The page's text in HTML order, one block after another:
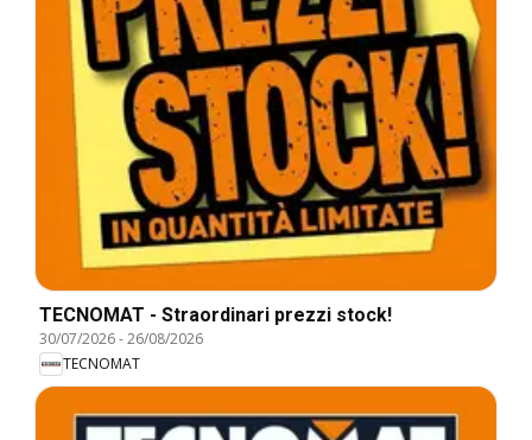
TECNOMAT - Straordinari prezzi stock!
30/07/2026-26/08/2026
TECNOMAT